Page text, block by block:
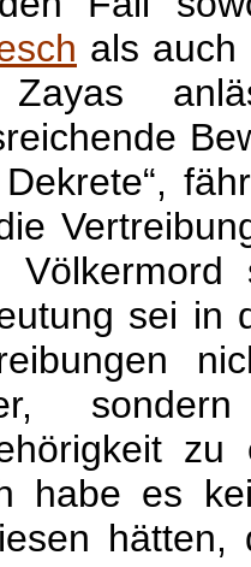
als auch
Völkermord
sei in
zu
habe es
hätten,